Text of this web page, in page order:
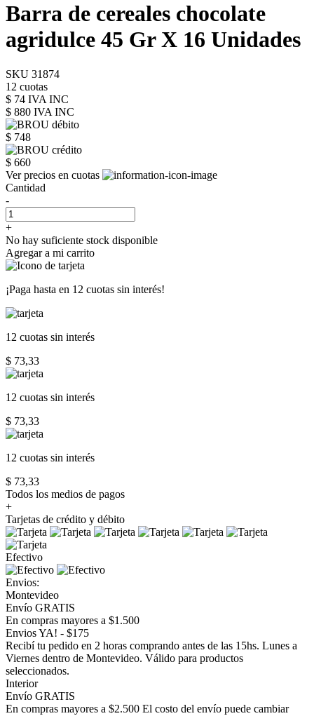
Barra de cereales chocolate
agridulce 45 Gr X 16 Unidades
SKU 31874
12 cuotas
$ 74 IVA INC
$ 880 IVA INC
$ 748
$ 660
Ver precios en cuotas
Cantidad
-
+
No hay suficiente stock disponible
Agregar a mi carrito
¡Paga hasta en 12 cuotas sin interés!
12 cuotas sin interés
$ 73,33
12 cuotas sin interés
$ 73,33
12 cuotas sin interés
$ 73,33
Todos los medios de pagos
+
Tarjetas de crédito y débito
Efectivo
Envios:
Montevideo
Envío GRATIS
En compras mayores a $1.500
Envios YA! - $175
Recibí tu pedido en 2 horas comprando antes de las 15hs. Lunes a
Viernes dentro de Montevideo. Válido para productos
seleccionados.
Interior
Envío GRATIS
En compras mayores a $2.500 El costo del envío puede cambiar